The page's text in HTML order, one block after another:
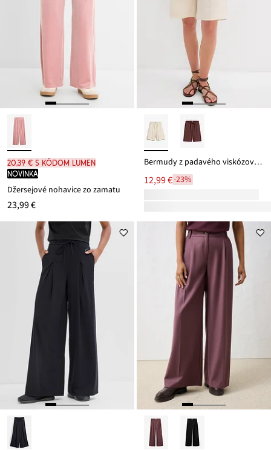
20,39 € s kódom LUMEN
novinka
Džersejové nohavice zo zamatu
23,99 €
Bermudy z padavého viskózového mixu
12,99 €-23%